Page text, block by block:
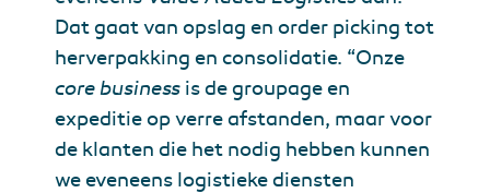
Dat gaat van opslag en order picking tot
herverpakking en consolidatie. “Onze
core business is de groupage en
expeditie op verre afstanden, maar voor
de klanten die het nodig hebben kunnen
we eveneens logistieke diensten